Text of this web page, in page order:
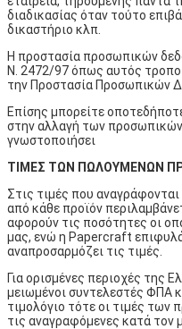
διαδικασίας όταν τούτο
δικαστήριο κλπ.
Η προστασία προσωπικών
Ν. 2472/97 όπως αυτός
την Προστασία Προσωπικών
Επίσης μπορείτε
στην αλλαγή των
γνωστοποιήσει
ΤΙΜΕΣ ΤΩΝ ΠΩΛΟΥΜΕΝΩΝ
Στις τιμές που
από κάθε προϊόν
αφορούν τις ποσότητες οι
μας, ενώ η Papercraft
αναπροσαρμόζει τις τιμές.
Για ορισμένες περιοχές της
μειωμένοι συντελεστές ΦΠΑ
τιμολόγιο τότε οι τιμές των
τις αναγραφόμενες κατά τον